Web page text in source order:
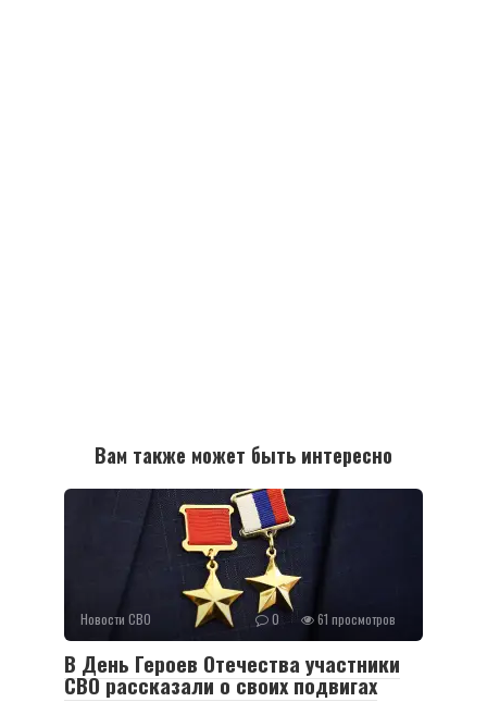
Вам также может быть интересно
Новости СВО 0 61 просмотров
В День Героев Отечества участники
СВО рассказали о своих подвигах